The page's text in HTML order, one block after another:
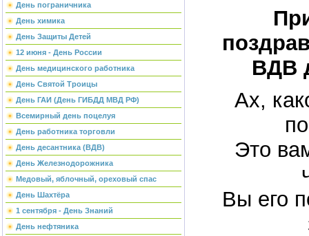
День пограничника
День химика
День Защиты Детей
12 июня - День России
День медицинского работника
День Святой Троицы
День ГАИ (День ГИБДД МВД РФ)
Всемирный день поцелуя
День работника торговли
День десантника (ВДВ)
День Железнодорожника
Медовый, яблочный, ореховый спас
День Шахтёра
1 сентября - День Знаний
День нефтяника
ВДВ
Ах,
Это
Вы его